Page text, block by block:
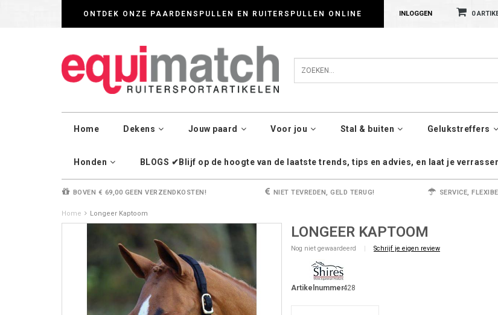
ONTDEK ONZE PAARDENSPULLEN EN RUITERSPULLEN ONLINE INLOGGEN 0
Home Dekens Jouw paard Voor jou Stal & buiten Gelukstreffers
Honden BLOGS ✔Blijf op de hoogte van de laatste trends, tips en advies, en laat je
BOVEN € 69,00 GEEN VERZENDKOSTEN! NIET TEVREDEN, GELD TERUG! SERVICE,
Home Longeer Kaptoom
LONGEER KAPTOOM
Nog niet gewaardeerd | Schrijf je eigen review
Artikelnummer:428
Wij werken zorgvuldig met cookies. Kijk gerust voor meer informatie op onze Privacy